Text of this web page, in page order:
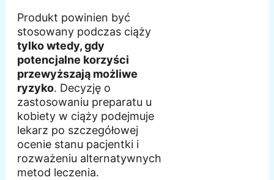
Produkt powinien być
stosowany podczas ciąży
tylko wtedy, gdy
potencjalne korzyści
przewyższają możliwe
ryzyko. Decyzję o
zastosowaniu preparatu u
kobiety w ciąży podejmuje
lekarz po szczegółowej
ocenie stanu pacjentki i
rozważeniu alternatywnych
metod leczenia.